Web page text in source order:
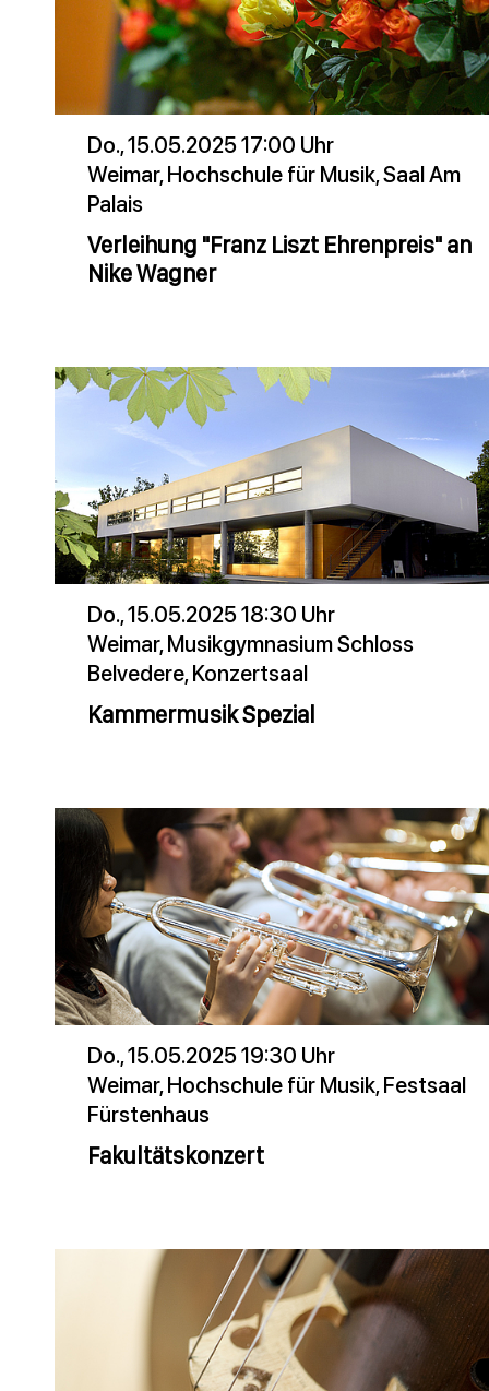
Do., 15.05.2025 17:00 Uhr
Weimar, Hochschule für Musik, Saal Am
Palais
Verleihung "Franz Liszt Ehrenpreis" an
Nike Wagner
Do., 15.05.2025 18:30 Uhr
Weimar, Musikgymnasium Schloss
Belvedere, Konzertsaal
Kammermusik Spezial
Do., 15.05.2025 19:30 Uhr
Weimar, Hochschule für Musik, Festsaal
Fürstenhaus
Fakultätskonzert